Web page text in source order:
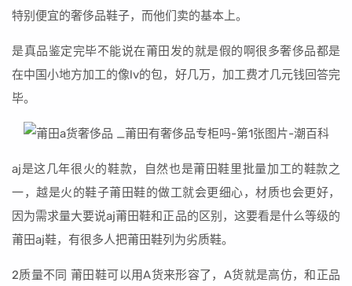
特别便宜的奢侈品鞋子，而他们卖的基本上。
是真品鉴定完毕不能说在莆田发的就是假的啊很多奢侈品都是
在中国小地方加工的像lv的包，好几万，加工费才几元钱回答完
毕。
aj是这几年很火的鞋款，自然也是莆田鞋里批量加工的鞋款之
一，越是火的鞋子莆田鞋的做工就会更细心，材质也会更好，
因为需求量大要说aj莆田鞋和正品的区别，这要看是什么等级的
莆田aj鞋，有很多人把莆田鞋列为劣质鞋。
2质量不同 莆田鞋可以用A货来形容了，A货就是高仿，和正品